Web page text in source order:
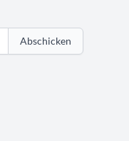
Abschicken